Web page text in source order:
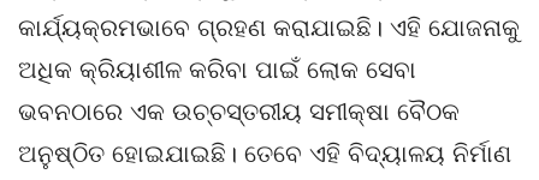
କାର୍ଯ୍ୟକ୍ରମଭାବେ ଗ୍ରହଣ କରାଯାଇଛି। ଏହି ଯୋଜନାକୁ
ଅଧିକ କ୍ରିୟାଶୀଳ କରିବା ପାଇଁ ଲୋକ ସେବା
ଭବନଠାରେ ଏକ ଉଚ୍ଚସ୍ତରୀୟ ସମୀକ୍ଷା ବୈଠକ
ଅନୁଷ୍ଠିତ ହୋଇଯାଇଛି। ତେବେ ଏହି ବିଦ୍ୟାଳୟ ନିର୍ମାଣ